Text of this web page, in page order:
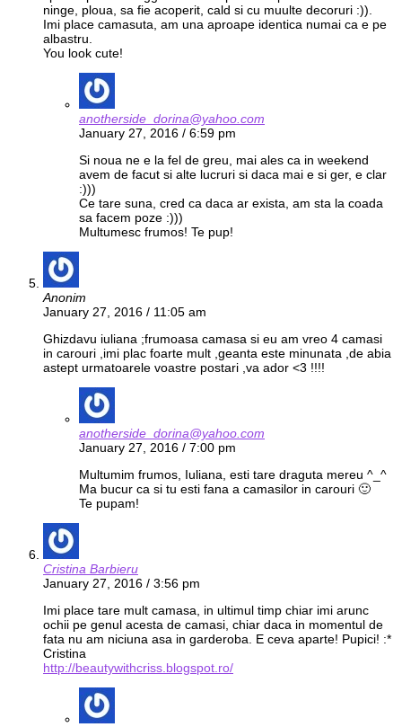
ninge, ploua, sa fie acoperit, cald si cu muulte decoruri :)).
Imi place camasuta, am una aproape identica numai ca e pe
albastru.
You look cute!
anotherside_dorina@yahoo.com
January 27, 2016 / 6:59 pm
Si noua ne e la fel de greu, mai ales ca in weekend
avem de facut si alte lucruri si daca mai e si ger, e clar
:)))
Ce tare suna, cred ca daca ar exista, am sta la coada
sa facem poze :)))
Multumesc frumos! Te pup!
Anonim
January 27, 2016 / 11:05 am
Ghizdavu iuliana ;frumoasa camasa si eu am vreo 4 camasi
in carouri ,imi plac foarte mult ,geanta este minunata ,de abia
astept urmatoarele voastre postari ,va ador <3 !!!!
anotherside_dorina@yahoo.com
January 27, 2016 / 7:00 pm
Multumim frumos, Iuliana, esti tare draguta mereu ^_^
Ma bucur ca si tu esti fana a camasilor in carouri 🙂
Te pupam!
Cristina Barbieru
January 27, 2016 / 3:56 pm
Imi place tare mult camasa, in ultimul timp chiar imi arunc
ochii pe genul acesta de camasi, chiar daca in momentul de
fata nu am niciuna asa in garderoba. E ceva aparte! Pupici! :*
Cristina
http://beautywithcriss.blogspot.ro/